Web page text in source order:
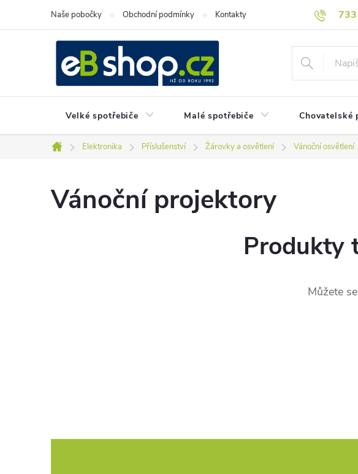
Naše pobočky Obchodní podmínky Kontakty
Velké spotřebiče Malé spotřebiče Chovatelské
Domů
Elektronika Příslušenství Žárovky a osvětlení Vánoční osvětlení
Vánoční projektory
Produkty
Můžete